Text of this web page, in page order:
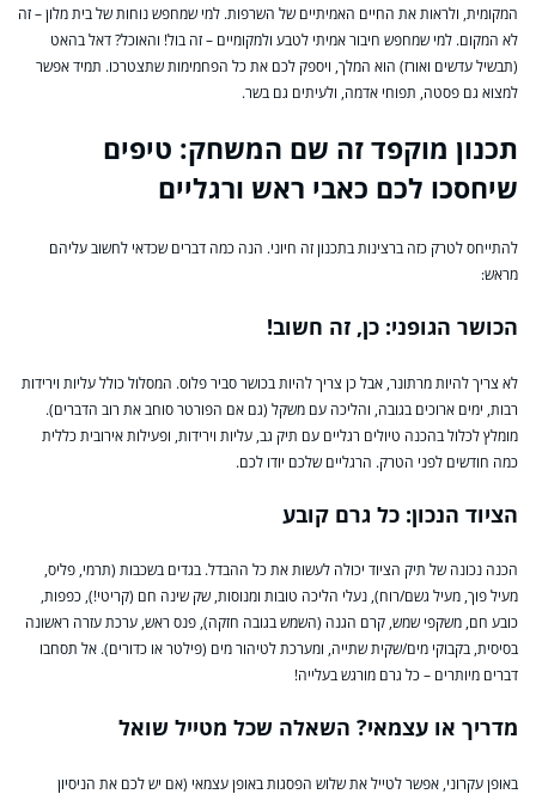
המקומית, ולראות את החיים האמיתיים של השרפות. למי שמחפש נוחות של בית מלון – זה
לא המקום. למי שמחפש חיבור אמיתי לטבע ולמקומיים – זה בול! והאוכל? דאל בהאט
(תבשיל עדשים ואורז) הוא המלך, ויספק לכם את כל הפחמימות שתצטרכו. תמיד אפשר
למצוא גם פסטה, תפוחי אדמה, ולעיתים גם בשר.
תכנון מוקפד זה שם המשחק: טיפים
שיחסכו לכם כאבי ראש ורגליים
להתייחס לטרק כזה ברצינות בתכנון זה חיוני. הנה כמה דברים שכדאי לחשוב עליהם
מראש:
הכושר הגופני: כן, זה חשוב!
לא צריך להיות מרתונר, אבל כן צריך להיות בכושר סביר פלוס. המסלול כולל עליות וירידות
רבות, ימים ארוכים בגובה, והליכה עם משקל (גם אם הפורטר סוחב את רוב הדברים).
מומלץ לכלול בהכנה טיולים רגליים עם תיק גב, עליות וירידות, ופעילות אירובית כללית
כמה חודשים לפני הטרק. הרגליים שלכם יודו לכם.
הציוד הנכון: כל גרם קובע
הכנה נכונה של תיק הציוד יכולה לעשות את כל ההבדל. בגדים בשכבות (תרמי, פליס,
מעיל פוך, מעיל גשם/רוח), נעלי הליכה טובות ומנוסות, שק שינה חם (קריטי!), כפפות,
כובע חם, משקפי שמש, קרם הגנה (השמש בגובה חזקה), פנס ראש, ערכת עזרה ראשונה
בסיסית, בקבוקי מים/שקית שתייה, ומערכת לטיהור מים (פילטר או כדורים). אל תסחבו
דברים מיותרים – כל גרם מורגש בעלייה!
מדריך או עצמאי? השאלה שכל מטייל שואל
באופן עקרוני, אפשר לטייל את שלוש הפסגות באופן עצמאי (אם יש לכם את הניסיון